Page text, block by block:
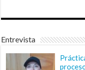
Entrevista